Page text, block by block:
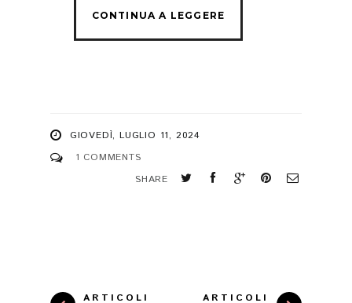
GIOVEDÌ, LUGLIO 11, 2024
1 COMMENTS
SHARE
ARTICOLI ARTICOLI